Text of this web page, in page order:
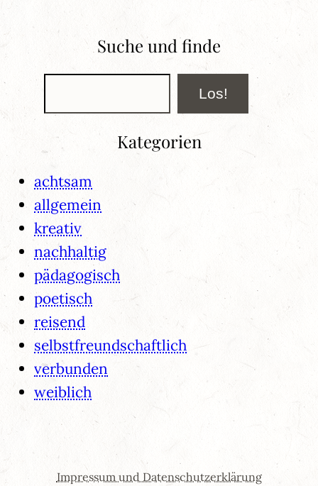
Suche und finde
Suchen Los!
Kategorien
achtsam
allgemein
kreativ
nachhaltig
pädagogisch
poetisch
reisend
selbstfreundschaftlich
verbunden
weiblich
Impressum und Datenschutzerklärung